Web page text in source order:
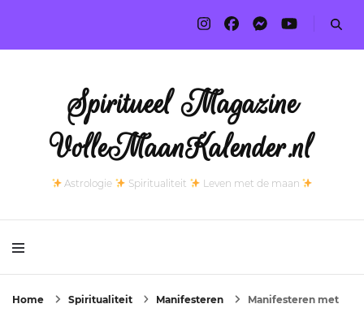
Spiritueel Magazine
VolleMaanKalender.nl
Astrologie Spiritualiteit Leven met de maan
Home Spiritualiteit Manifesteren Manifesteren met